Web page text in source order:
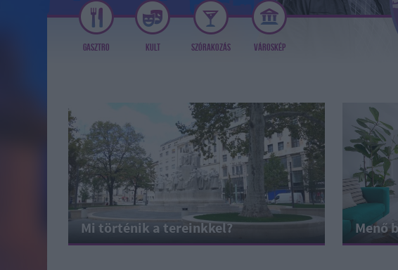
GASZTRO KULT SZÓRAKOZÁS VÁROSKÉP
Mi történik a tereinkkel? Menő